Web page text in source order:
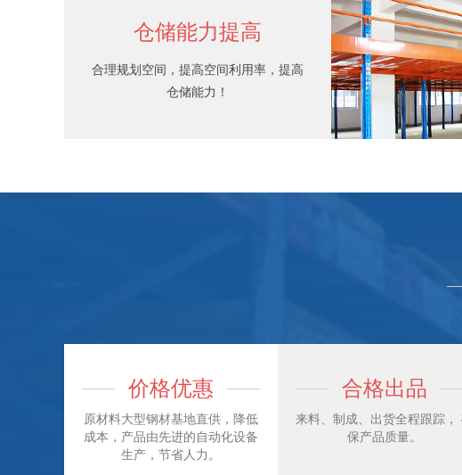
仓储能力提高
合理规划空间，提高空间利用率，提高
仓储能力！
价格优惠
原材料大型钢材基地直供，降低
成本，产品由先进的自动化设备
生产，节省人力。
合格出品
来料、制成、出货全程跟踪， 确
保产品质量。